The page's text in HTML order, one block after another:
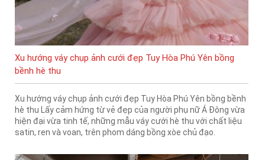
Xu hướng váy chụp ảnh cưới đẹp Tuy Hòa Phú Yên bồng
bềnh hè thu
Xu hướng váy chụp ảnh cưới đẹp Tuy Hòa Phú Yên bồng bềnh
hè thu Lấy cảm hứng từ vẻ đẹp của người phụ nữ Á Đông vừa
hiện đại vừa tinh tế, những mẫu váy cưới hè thu với chất liệu
satin, ren và voan, trên phom dáng bồng xòe chủ đạo.